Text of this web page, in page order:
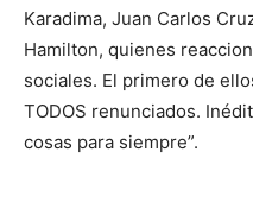
Karadima, Juan Carlos
Hamilton, quienes
sociales. El primero de
TODOS renunciados.
cosas para siempre”.